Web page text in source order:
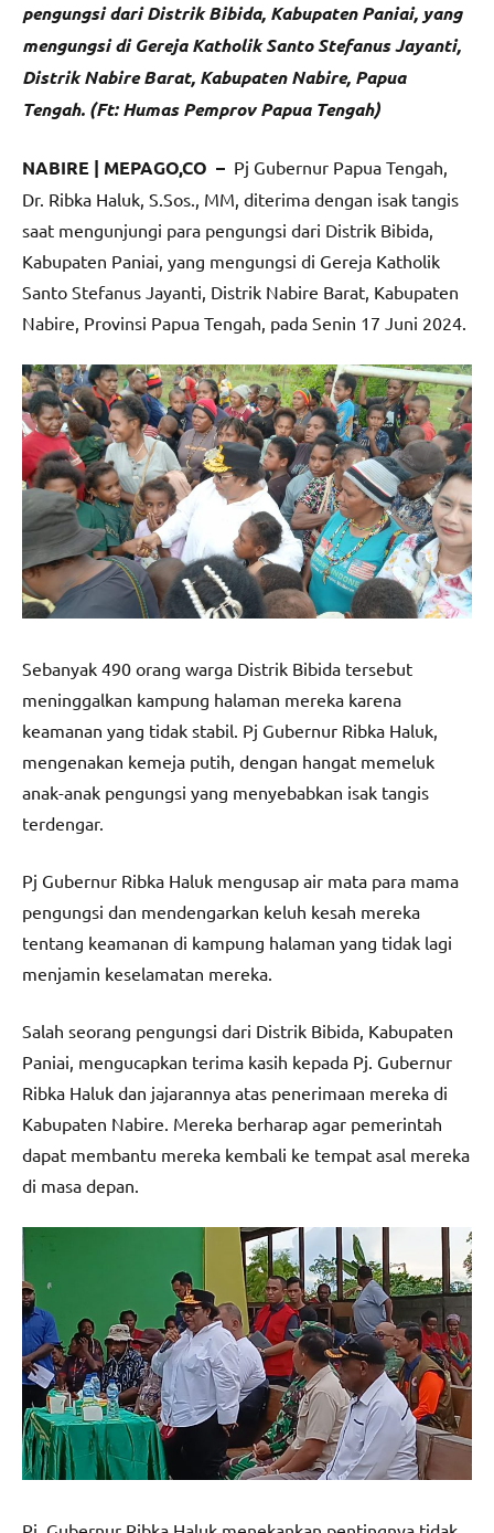
pengungsi dari Distrik Bibida, Kabupaten Paniai, yang
mengungsi di Gereja Katholik Santo Stefanus Jayanti,
Distrik Nabire Barat, Kabupaten Nabire, Papua
Tengah. (Ft: Humas Pemprov Papua Tengah)
NABIRE | MEPAGO,CO – Pj Gubernur Papua Tengah,
Dr. Ribka Haluk, S.Sos., MM, diterima dengan isak tangis
saat mengunjungi para pengungsi dari Distrik Bibida,
Kabupaten Paniai, yang mengungsi di Gereja Katholik
Santo Stefanus Jayanti, Distrik Nabire Barat, Kabupaten
Nabire, Provinsi Papua Tengah, pada Senin 17 Juni 2024.
Sebanyak 490 orang warga Distrik Bibida tersebut
meninggalkan kampung halaman mereka karena
keamanan yang tidak stabil. Pj Gubernur Ribka Haluk,
mengenakan kemeja putih, dengan hangat memeluk
anak-anak pengungsi yang menyebabkan isak tangis
terdengar.
Pj Gubernur Ribka Haluk mengusap air mata para mama
pengungsi dan mendengarkan keluh kesah mereka
tentang keamanan di kampung halaman yang tidak lagi
menjamin keselamatan mereka.
Salah seorang pengungsi dari Distrik Bibida, Kabupaten
Paniai, mengucapkan terima kasih kepada Pj. Gubernur
Ribka Haluk dan jajarannya atas penerimaan mereka di
Kabupaten Nabire. Mereka berharap agar pemerintah
dapat membantu mereka kembali ke tempat asal mereka
di masa depan.